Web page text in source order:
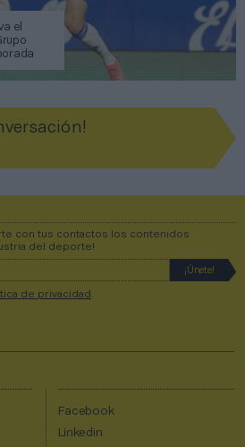
el
con tus contactos los contenidos
del deporte!
de privacidad .
Facebook
Linkedin